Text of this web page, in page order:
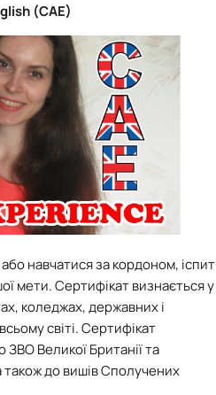
(CAE)
навчатися за кордоном, іспит
мети. Сертифікат визнається у
коледжах, державних і
світі. Сертифікат
Великої Британії та
також до вишів Сполучених